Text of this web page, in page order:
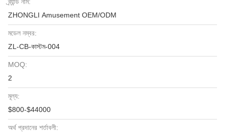
ZHONGLI Amusement OEM/ODM
মডেল নম্বর:
ZL-CB-কাস্টম-004
MOQ:
2
মূল্য:
$800-$44000
অর্থ প্রদানের শর্তাবলী: